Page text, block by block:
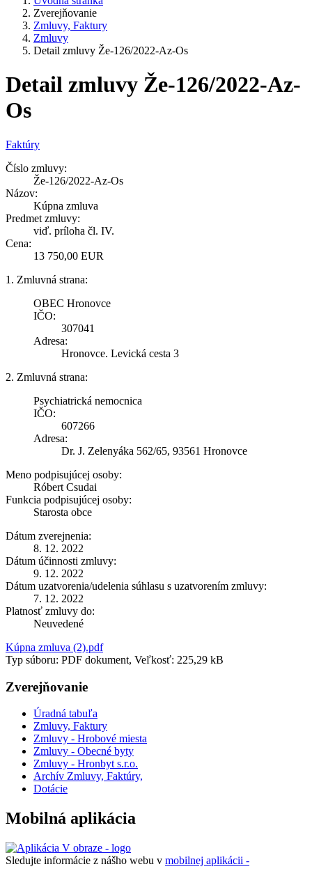
Zverejňovanie
Zmluvy, Faktury
Zmluvy
Detail zmluvy Že-126/2022-Az-Os
Detail zmluvy Že-126/2022-Az-
Os
Faktúry
Číslo zmluvy:
Že-126/2022-Az-Os
Názov:
Kúpna zmluva
Predmet zmluvy:
viď. príloha čl. IV.
Cena:
13 750,00 EUR
1. Zmluvná strana:
OBEC Hronovce
IČO:
307041
Adresa:
Hronovce. Levická cesta 3
2. Zmluvná strana:
Psychiatrická nemocnica
IČO:
607266
Adresa:
Dr. J. Zelenyáka 562/65, 93561 Hronovce
Meno podpisujúcej osoby:
Róbert Csudai
Funkcia podpisujúcej osoby:
Starosta obce
Dátum zverejnenia:
8. 12. 2022
Dátum účinnosti zmluvy:
9. 12. 2022
Dátum uzatvorenia/udelenia súhlasu s uzatvorením zmluvy:
7. 12. 2022
Platnosť zmluvy do:
Neuvedené
Kúpna zmluva (2).pdf
Typ súboru: PDF dokument, Veľkosť: 225,29 kB
Zverejňovanie
Úradná tabuľa
Zmluvy, Faktury
Zmluvy - Hrobové miesta
Zmluvy - Obecné byty
Zmluvy - Hronbyt s.r.o.
Archív Zmluvy, Faktúry,
Dotácie
Mobilná aplikácia
Sledujte informácie z nášho webu v mobilnej aplikácii -